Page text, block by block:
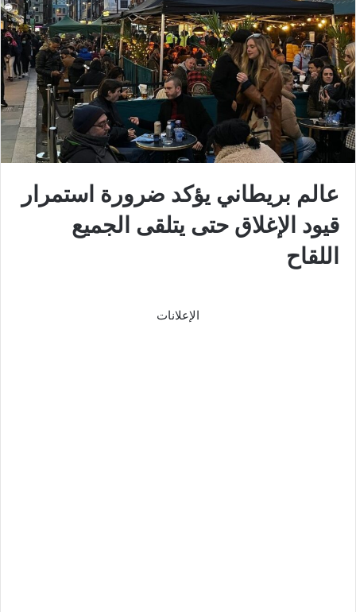
عالم بريطاني يؤكد ضرورة استمرار
قيود الإغلاق حتى يتلقى الجميع
اللقاح
الإعلانات